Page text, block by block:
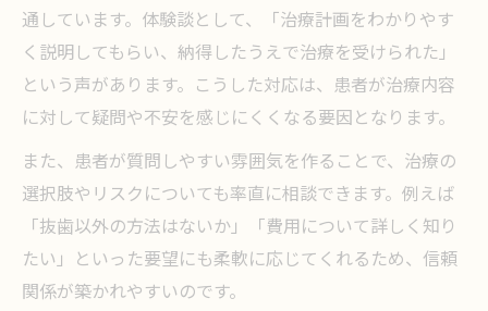
通しています。体験談として、「治療計画をわかりやす
く説明してもらい、納得したうえで治療を受けられた」
という声があります。こうした対応は、患者が治療内容
に対して疑問や不安を感じにくくなる要因となります。
また、患者が質問しやすい雰囲気を作ることで、治療の
選択肢やリスクについても率直に相談できます。例えば
「抜歯以外の方法はないか」「費用について詳しく知り
たい」といった要望にも柔軟に応じてくれるため、信頼
関係が築かれやすいのです。